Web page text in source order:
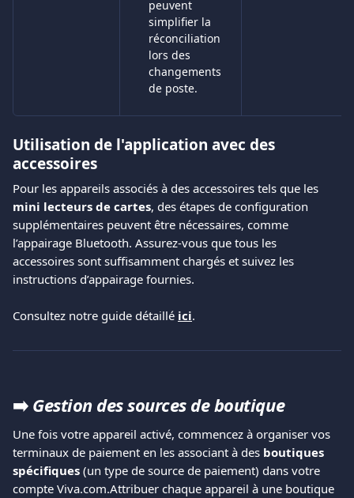
peuvent
simplifier la
réconciliation
lors des
changements
de poste.
Utilisation de l'application avec des
accessoires
Pour les appareils associés à des accessoires tels que les
mini lecteurs de cartes, des étapes de configuration
supplémentaires peuvent être nécessaires, comme
l’appairage Bluetooth. Assurez-vous que tous les
accessoires sont suffisamment chargés et suivez les
instructions d’appairage fournies.
Consultez notre guide détaillé ici.
➡️ Gestion des sources de boutique
Une fois votre appareil activé, commencez à organiser vos
terminaux de paiement en les associant à des boutiques
spécifiques (un type de source de paiement) dans votre
compte Viva.com.Attribuer chaque appareil à une boutique